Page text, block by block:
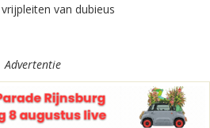
van dubieus
Advertentie